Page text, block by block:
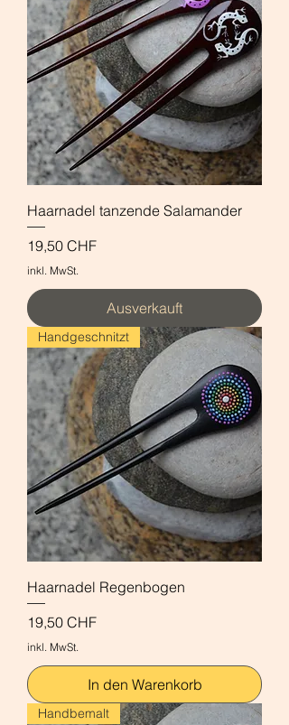
Haarnadel tanzende Salamander
Preis
19,50 CHF
inkl. MwSt.
Ausverkauft
Handgeschnitzt
Haarnadel Regenbogen
Preis
19,50 CHF
inkl. MwSt.
In den Warenkorb
Handbemalt